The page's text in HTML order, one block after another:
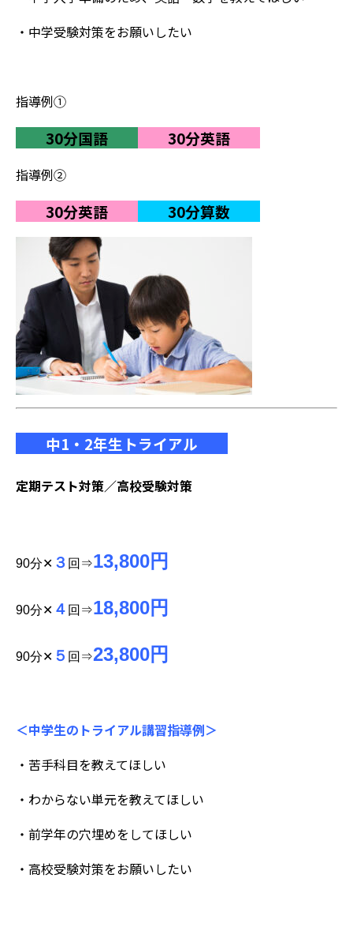
・中学受験対策をお願いしたい
指導例①
30分国語 30分英語
指導例②
30分英語 30分算数
中1・2年生トライアル
定期テスト対策／高校受験対策
90分✕ ３ 回⇒13,800円
90分✕ ４ 回⇒18,800円
90分✕ ５ 回⇒23,800円
＜中学生のトライアル講習指導例＞
・苦手科目を教えてほしい
・わからない単元を教えてほしい
・前学年の穴埋めをしてほしい
・高校受験対策をお願いしたい